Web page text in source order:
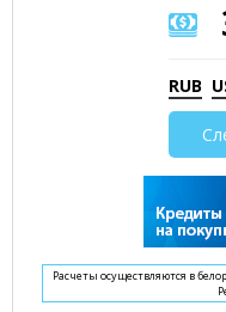
RUB
Расчеты осуществляются в